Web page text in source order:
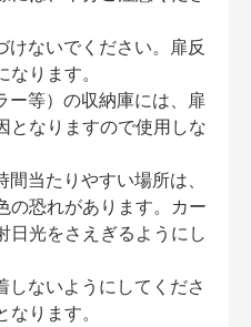
ないでください。扉反
ります。
等）の収納庫には、扉
となりますので使用しな
当たりやすい場所は、
の恐れがあります。カー
日光をさえぎるようにし
ないようにしてくださ
ります。